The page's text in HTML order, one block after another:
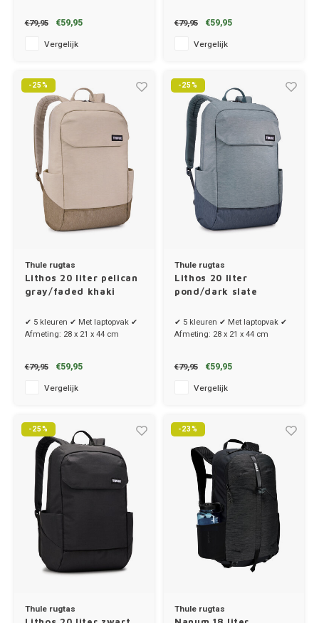
€79,95 €59,95
Vergelijk
€79,95 €59,95
Vergelijk
-25%
Thule rugtas
Lithos 20 liter pelican
gray/faded khaki
✔ 5 kleuren ✔ Met laptopvak ✔
Afmeting: 28 x 21 x 44 cm
€79,95 €59,95
Vergelijk
-25%
Thule rugtas
Lithos 20 liter
pond/dark slate
✔ 5 kleuren ✔ Met laptopvak ✔
Afmeting: 28 x 21 x 44 cm
€79,95 €59,95
Vergelijk
-25%
Thule rugtas
-23%
Thule rugtas